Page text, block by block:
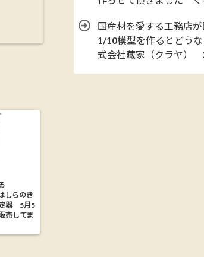
しらのき
器 5月5
売してま
国産材を愛する工務店
1/10模型を作るとど
式会社藏家（クラヤ）